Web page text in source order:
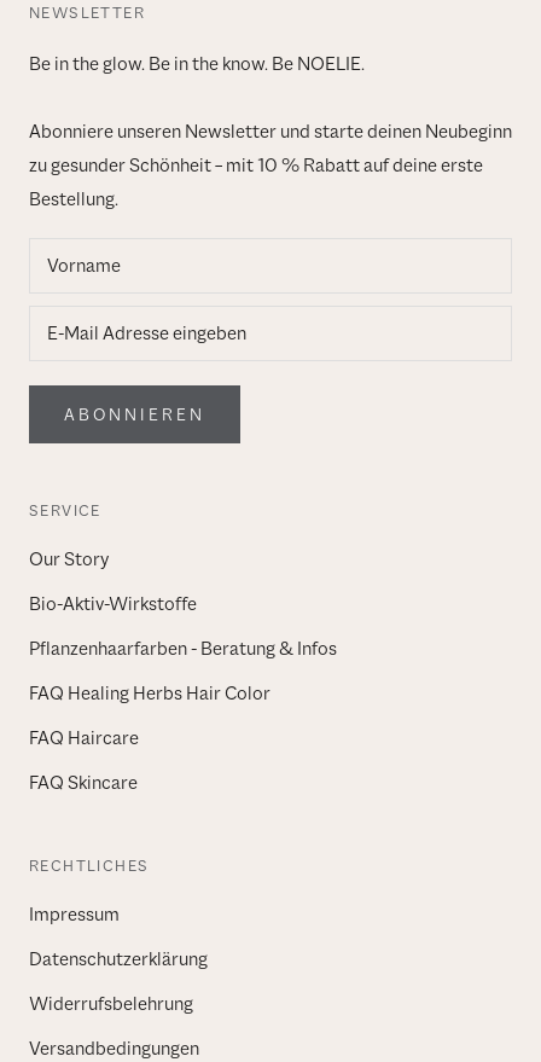
NEWSLETTER
Be in the glow. Be in the know. Be NOELIE.
Abonniere unseren Newsletter und starte deinen Neubeginn
zu gesunder Schönheit – mit 10 % Rabatt auf deine erste
Bestellung.
ABONNIEREN
SERVICE
Our Story
Bio-Aktiv-Wirkstoffe
Pflanzenhaarfarben - Beratung & Infos
FAQ Healing Herbs Hair Color
FAQ Haircare
FAQ Skincare
RECHTLICHES
Impressum
Datenschutzerklärung
Widerrufsbelehrung
Versandbedingungen